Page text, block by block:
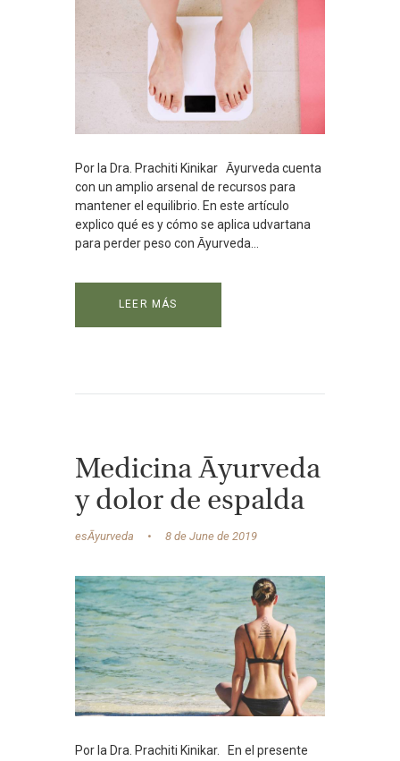
Por la Dra. Prachiti Kinikar Ᾱyurveda cuenta
con un amplio arsenal de recursos para
mantener el equilibrio. En este artículo
explico qué es y cómo se aplica udvartana
para perder peso con Ᾱyurveda...
LEER MÁS
Medicina Āyurveda
y dolor de espalda
esĀyurveda 8 de June de 2019
Por la Dra. Prachiti Kinikar. En el presente